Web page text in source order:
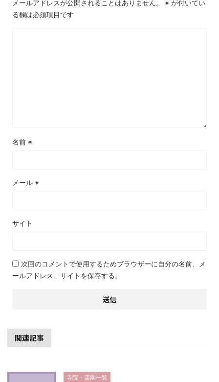
メールアドレスが公開されることはありません。 ※ が付いてい
る欄は必須項目です
名前 ※
メール ※
サイト
次回のコメントで使用するためブラウザーに自分の名前、メ
ールアドレス、サイトを保存する。
関連記事
寺院・霊園一覧